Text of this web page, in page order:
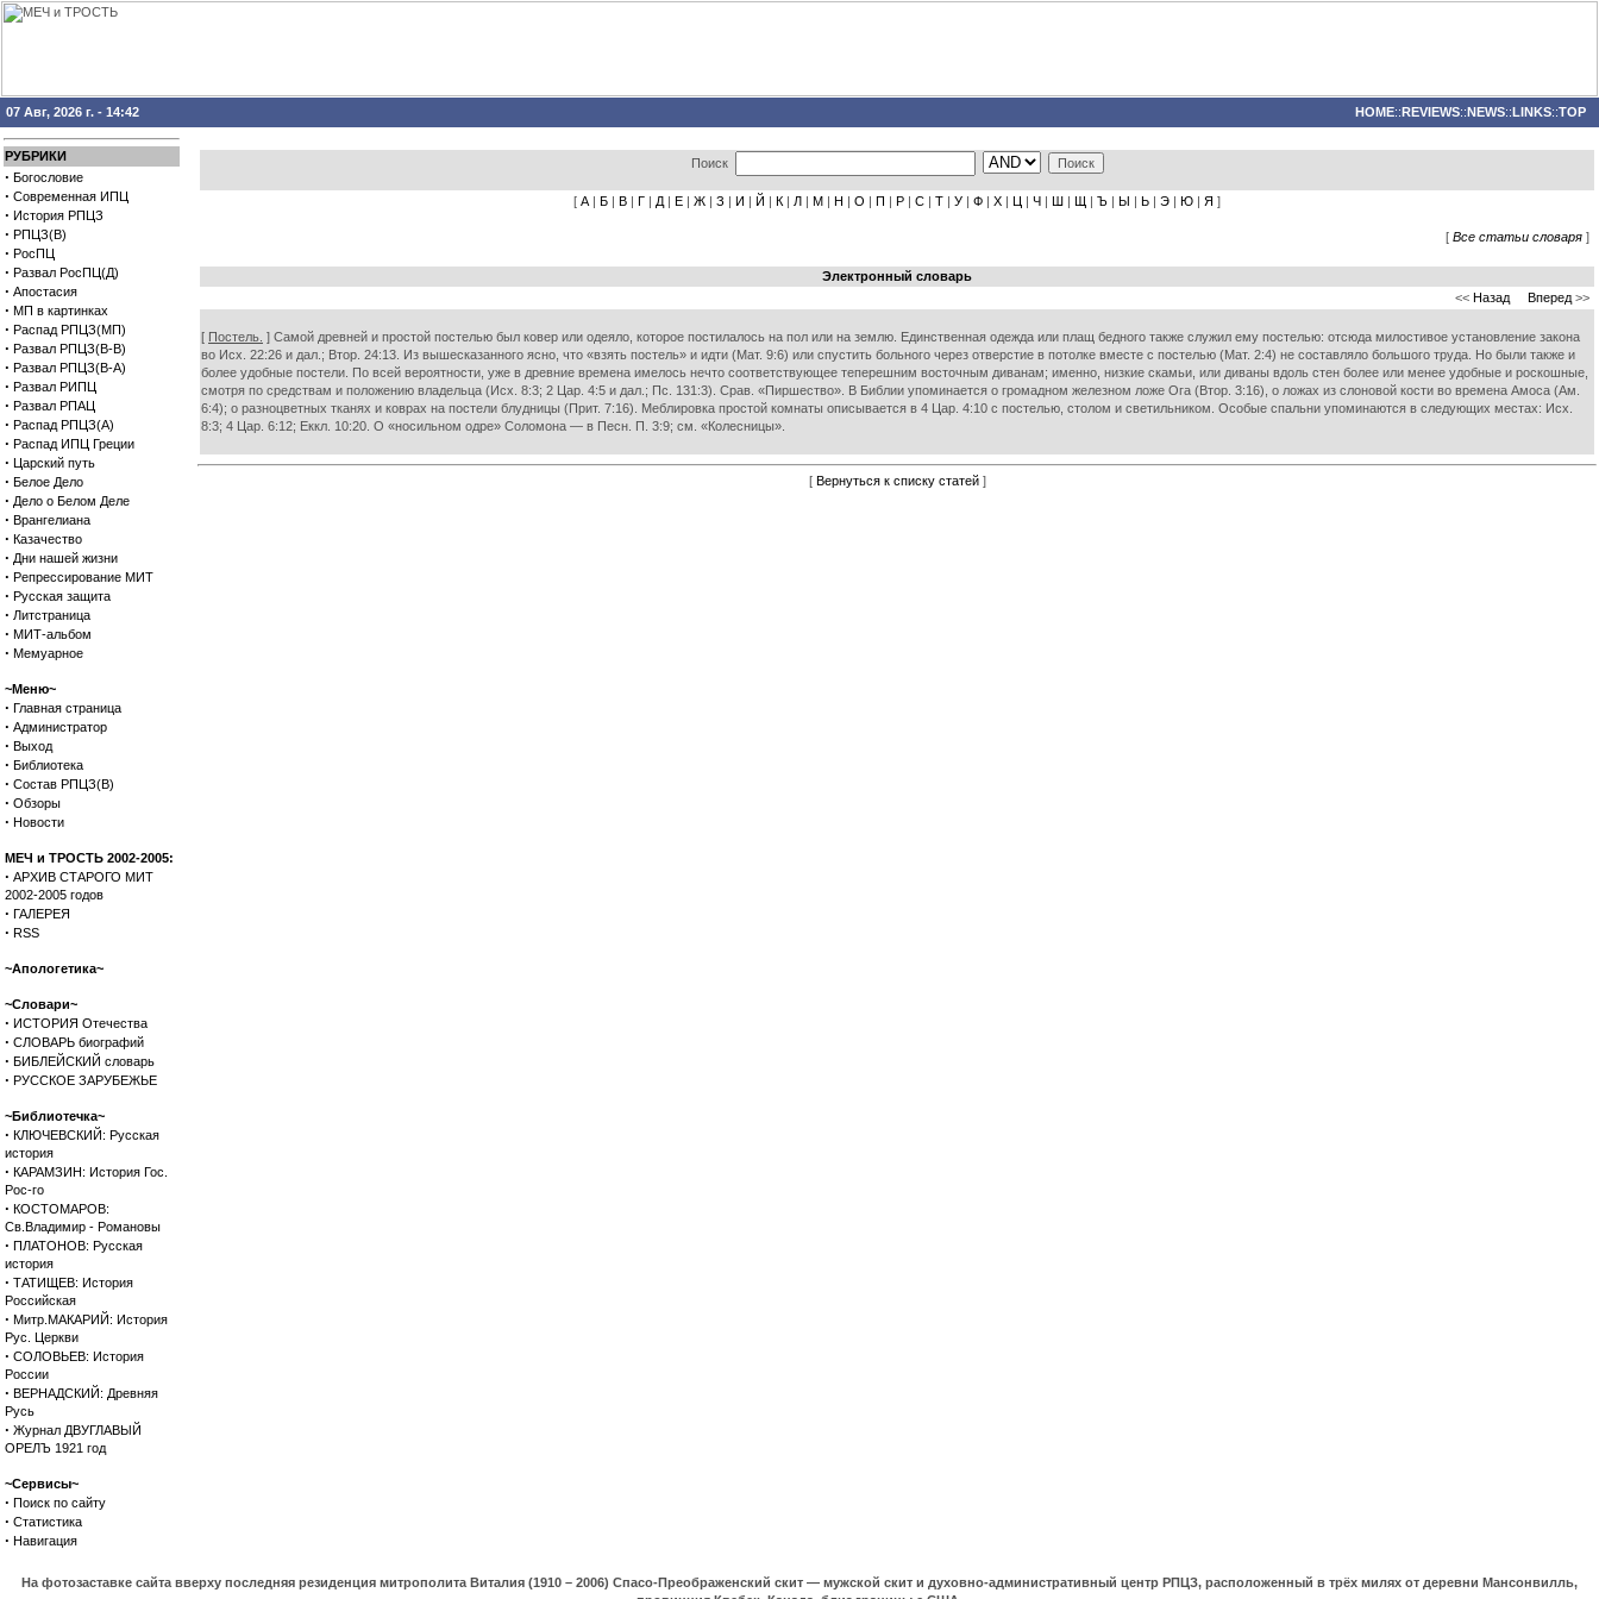
07 Авг, 2026 г. - 14:42 HOME::REVIEWS::NEWS::LINKS::TOP
РУБРИКИ
· Богословие
· Современная ИПЦ
· История РПЦЗ
· РПЦЗ(В)
· РосПЦ
· Развал РосПЦ(Д)
· Апостасия
· МП в картинках
· Распад РПЦЗ(МП)
· Развал РПЦЗ(В-В)
· Развал РПЦЗ(В-А)
· Развал РИПЦ
· Развал РПАЦ
· Распад РПЦЗ(А)
· Распад ИПЦ Греции
· Царский путь
· Белое Дело
· Дело о Белом Деле
· Врангелиана
· Казачество
· Дни нашей жизни
· Репрессирование МИТ
· Русская защита
· Литстраница
· МИТ-альбом
· Мемуарное
~Меню~
· Главная страница
· Администратор
· Выход
· Библиотека
· Состав РПЦЗ(В)
· Обзоры
· Новости
МЕЧ и ТРОСТЬ 2002-2005:
· АРХИВ СТАРОГО МИТ
2002-2005 годов
· ГАЛЕРЕЯ
· RSS
~Апологетика~
~Словари~
· ИСТОРИЯ Отечества
· СЛОВАРЬ биографий
· БИБЛЕЙСКИЙ словарь
· РУССКОЕ ЗАРУБЕЖЬЕ
~Библиотечка~
· КЛЮЧЕВСКИЙ: Русская
история
· КАРАМЗИН: История Гос.
Рос-го
· КОСТОМАРОВ:
Св.Владимир - Романовы
· ПЛАТОНОВ: Русская
история
· ТАТИЩЕВ: История
Российская
· Митр.МАКАРИЙ: История
Рус. Церкви
· СОЛОВЬЕВ: История
России
· ВЕРНАДСКИЙ: Древняя
Русь
· Журнал ДВУГЛАВЫЙ
ОРЕЛЪ 1921 год
~Сервисы~
· Поиск по сайту
· Статистика
· Навигация
Поиск
[ А | Б | В | Г | Д | Е | Ж | З | И | Й | К | Л | М | Н | О | П | Р | С | Т | У | Ф | Х | Ц | Ч | Ш | Щ | Ъ | Ы | Ь | Э | Ю | Я ]
[ Все статьи словаря ]
Электронный словарь
<< Назад Вперед >>
[ Постель. ] Самой древней и простой постелью был ковер или одеяло, которое постилалось на пол или на землю. Единственная одежда или плащ бедного также служил ему постелью: отсюда милостивое установление закона
во Исх. 22:26 и дал.; Втор. 24:13. Из вышесказанного ясно, что «взять постель» и идти (Мат. 9:6) или спустить больного через отверстие в потолке вместе с постелью (Мат. 2:4) не составляло большого труда. Но были также и
более удобные постели. По всей вероятности, уже в древние времена имелось нечто соответствующее теперешним восточным диванам; именно, низкие скамьи, или диваны вдоль стен более или менее удобные и роскошные,
смотря по средствам и положению владельца (Исх. 8:3; 2 Цар. 4:5 и дал.; Пс. 131:3). Срав. «Пиршество». В Библии упоминается о громадном железном ложе Ога (Втор. 3:16), о ложах из слоновой кости во времена Амоса (Ам.
6:4); о разноцветных тканях и коврах на постели блудницы (Прит. 7:16). Меблировка простой комнаты описывается в 4 Цар. 4:10 с постелью, столом и светильником. Особые спальни упоминаются в следующих местах: Исх.
8:3; 4 Цар. 6:12; Еккл. 10:20. О «носильном одре» Соломона — в Песн. П. 3:9; см. «Колесницы».
[ Вернуться к списку статей]
На фотозаставке сайта вверху последняя резиденция митрополита Виталия (1910 – 2006) Спасо-Преображенский скит — мужской скит и духовно-административный центр РПЦЗ, расположенный в трёх милях от деревни Мансонвилль,